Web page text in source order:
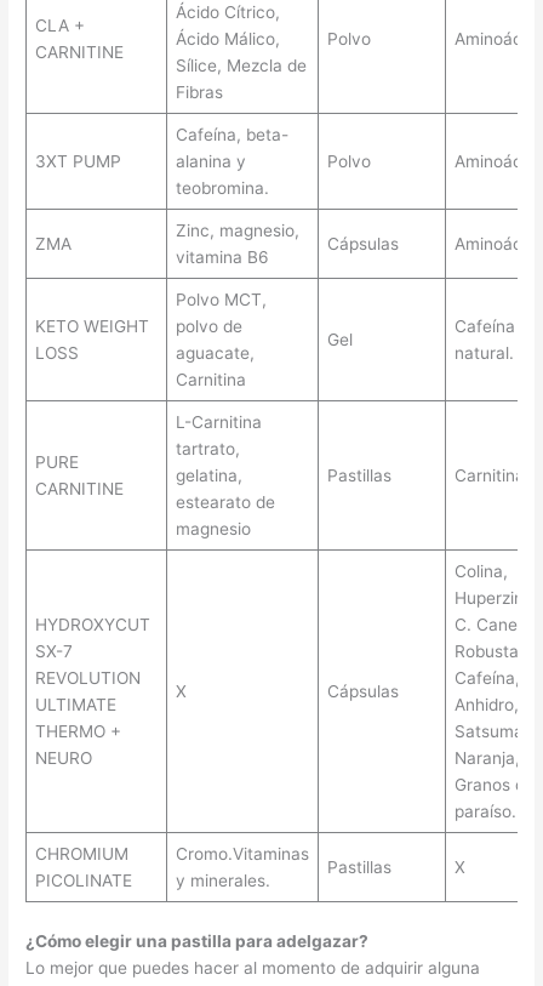
CLA +
CARNITINE
Ácido Cítrico,
Ácido Málico,
Sílice, Mezcla de
Fibras
Polvo
3XT PUMP
Cafeína, beta-
alanina y
teobromina.
Polvo
ZMA
Zinc, magnesio,
vitamina B6
Cápsulas
KETO WEIGHT
LOSS
Polvo MCT,
polvo de
aguacate,
Carnitina
Gel
Cafeína
natural.
PURE
CARNITINE
L-Carnitina
tartrato,
gelatina,
estearato de
magnesio
Pastillas Carnitina
HYDROXYCUT
SX-7
REVOLUTION
ULTIMATE
THERMO +
NEURO
X Cápsulas
Colina,
Huperzine-
C.
Robusta,
Cafeína,
Anhidro,
Satsuma,
Naranja,
Granos de
paraíso.
CHROMIUM
PICOLINATE
Cromo.Vitaminas
y minerales.
Pastillas X
¿Cómo elegir una pastilla para adelgazar?
Lo mejor que puedes hacer al momento de adquirir alguna